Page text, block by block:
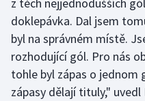
Veslování
Vodní slalom
Volejbal
z těch nejjednodušších
doklepávka. Dal jsem
byl na správném místě.
rozhodující gól. Pro nás
tohle byl zápas o jednom
zápasy dělají tituly," uvedl